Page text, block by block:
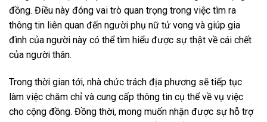
đồng. Điều này đóng vai trò quan trọng trong việc tìm ra
thông tin liên quan đến người phụ nữ tử vong và giúp gia
đình của người này có thể tìm hiểu được sự thật về cái chết
của người thân.
Trong thời gian tới, nhà chức trách địa phương sẽ tiếp tục
làm việc chăm chỉ và cung cấp thông tin cụ thể về vụ việc
cho cộng đồng. Đồng thời, mong muốn nhận được sự hỗ trợ